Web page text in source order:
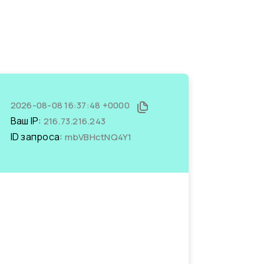
2026-08-08 16:37:48 +0000
Ваш IP: 216.73.216.243
ID запроса: mbVBHctNQ4Y1